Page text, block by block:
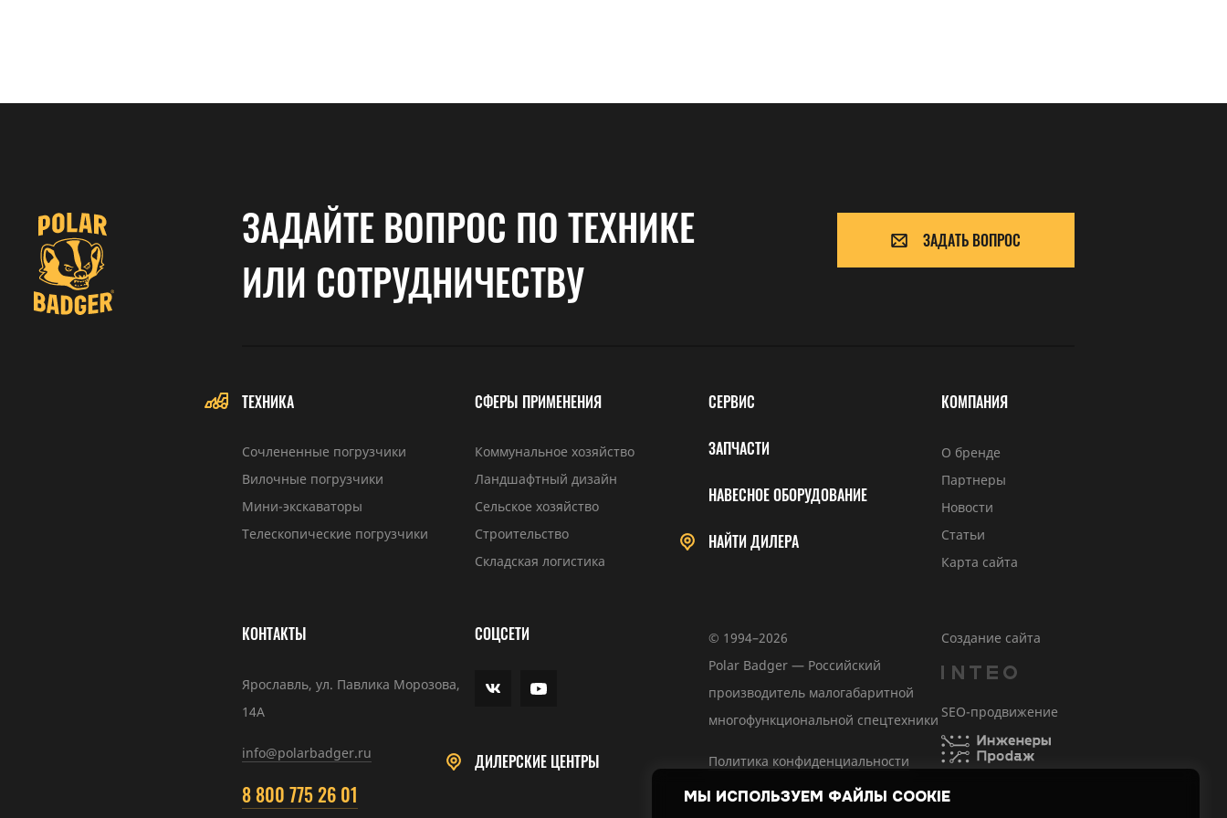
ЗАДАЙТЕ ВОПРОС ПО ТЕХНИКЕ
ИЛИ СОТРУДНИЧЕСТВУ
ЗАДАТЬ ВОПРОС
ТЕХНИКА
Сочлененные погрузчики
Вилочные погрузчики
Мини-экскаваторы
Телескопические погрузчики
СФЕРЫ ПРИМЕНЕНИЯ
Коммунальное хозяйство
Ландшафтный дизайн
Сельское хозяйство
Строительство
Складская логистика
СЕРВИС
ЗАПЧАСТИ
НАВЕСНОЕ ОБОРУДОВАНИЕ
НАЙТИ ДИЛЕРА
КОМПАНИЯ
О бренде
Партнеры
Новости
Статьи
Карта сайта
КОНТАКТЫ
Ярославль, ул. Павлика Морозова,
14А
info@polarbadger.ru
8 800 775 26 01
СОЦСЕТИ
ДИЛЕРСКИЕ ЦЕНТРЫ
© 1994–2026
Polar Badger — Российский
производитель малогабаритной
многофункциональной спецтехники
Политика конфиденциальности
Создание сайта
SEO-продвижение
МЫ ИСПОЛЬЗУЕМ ФАЙЛЫ COOKIE